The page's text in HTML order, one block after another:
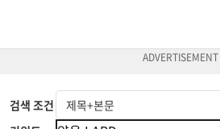
검색 조건